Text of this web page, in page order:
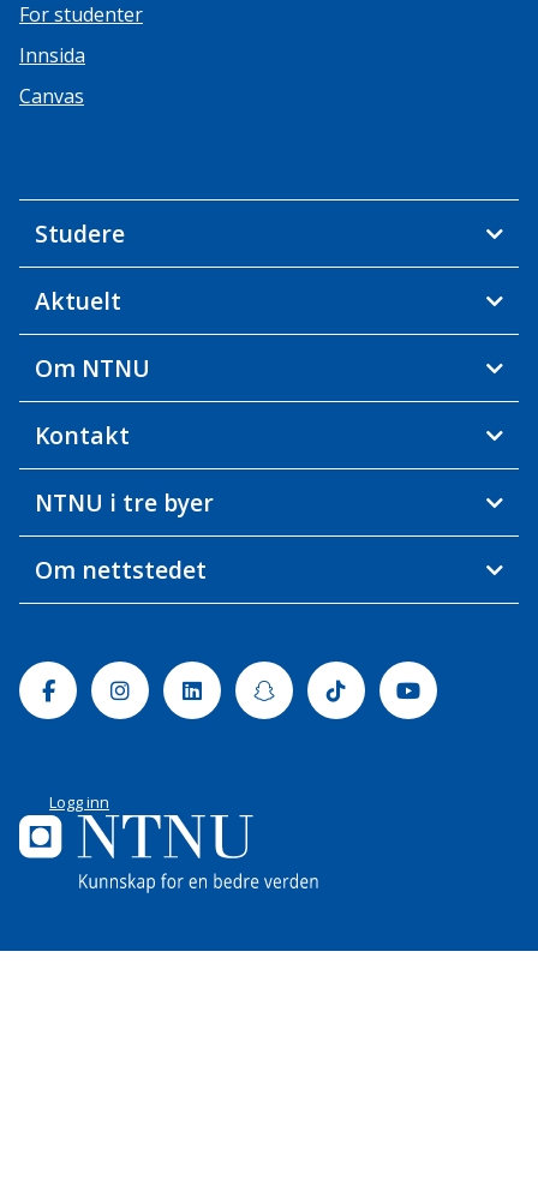
For studenter
Innsida
Canvas
Studere
Aktuelt
Om NTNU
Kontakt
NTNU i tre byer
Om nettstedet
FacebookInstagramLinkedinSnapchatTiktok Youtube
Logg inn